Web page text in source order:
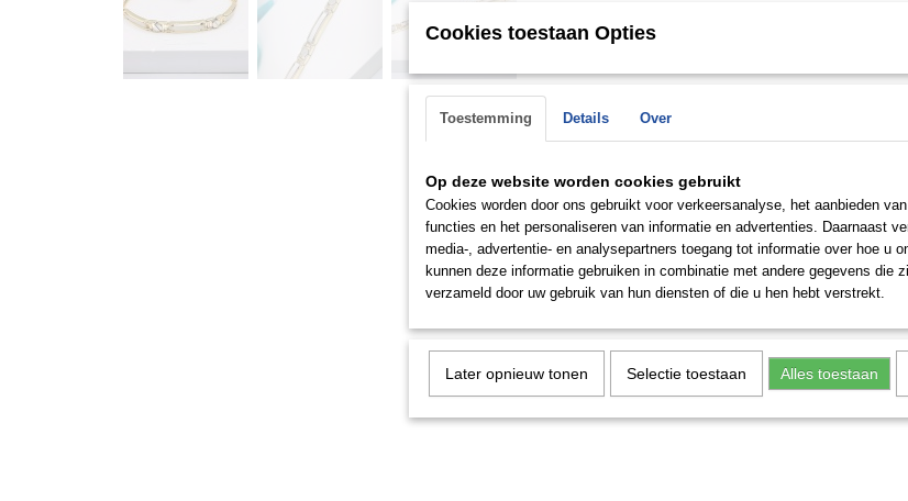
Cookies toestaan Opties
Toestemming Details Over
Op deze website worden cookies gebruikt
Cookies worden door ons gebruikt voor verkeersanalyse, het aanbieden
functies en het personaliseren van informatie en advertenties. Daarnaast
media-, advertentie- en analysepartners toegang tot informatie over hoe u
kunnen deze informatie gebruiken in combinatie met andere gegevens die
verzameld door uw gebruik van hun diensten of die u hen hebt verstrekt.
Later opnieuw tonen Selectie toestaan Alles toestaan